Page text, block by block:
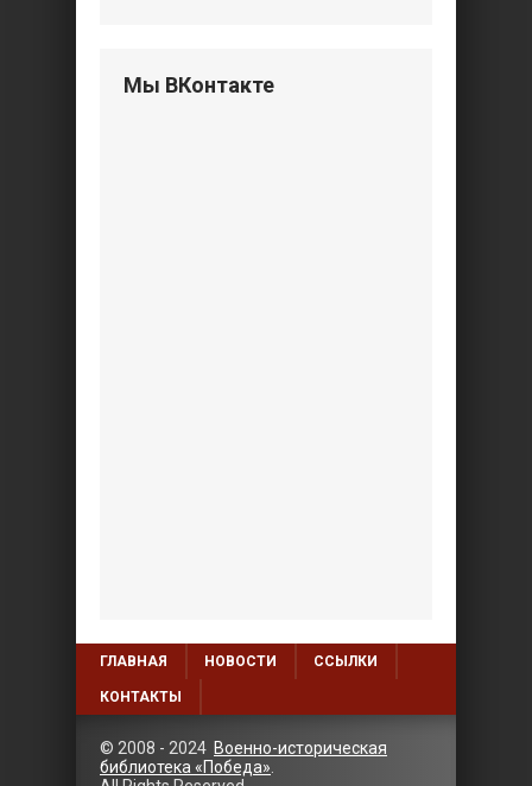
Мы ВКонтакте
ГЛАВНАЯ НОВОСТИ ССЫЛКИ
КОНТАКТЫ
© 2008 - 2024 Военно-историческая
библиотека «Победа»